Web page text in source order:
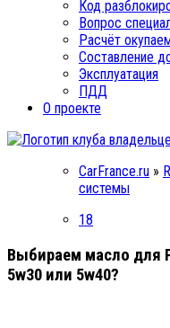
Код
Вопрос
Расчёт
Составление
Эксплуатация
ПДД
О проекте
CarFrance.ru »
системы
18
Выбираем масло для
5w30 или 5w40?